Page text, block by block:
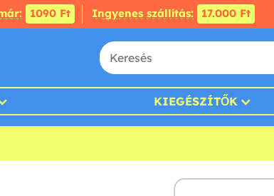
1090 Ft Ingyenes szállítás: 17.000 Ft
KIEGÉSZÍTŐK